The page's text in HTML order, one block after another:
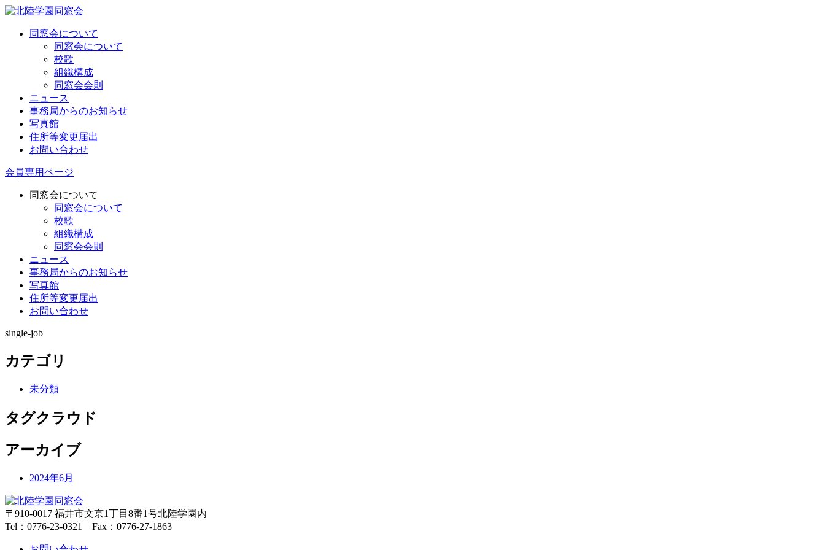
同窓会について
同窓会について
校歌
組織構成
同窓会会則
ニュース
事務局からのお知らせ
写真館
住所等変更届出
お問い合わせ
会員専用ページ
同窓会について
同窓会について
校歌
組織構成
同窓会会則
ニュース
事務局からのお知らせ
写真館
住所等変更届出
お問い合わせ
single-job
カテゴリ
未分類
タグクラウド
アーカイブ
2024年6月
〒910-0017 福井市文京1丁目8番1号北陸学園内
Tel：0776-23-0321 Fax：0776-27-1863